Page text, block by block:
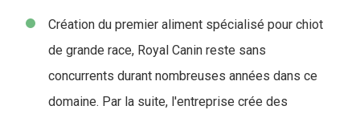
Création du premier aliment spécialisé pour chiot
de grande race, Royal Canin reste sans
concurrents durant nombreuses années dans ce
domaine. Par la suite, l'entreprise crée des